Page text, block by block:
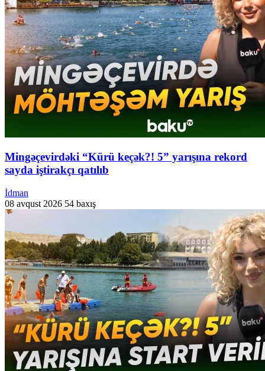
Mingəçevirdəki “Kürü keçək?! 5” yarışına rekord
sayda iştirakçı qatılıb
İdman
08 avqust 2026 54 baxış